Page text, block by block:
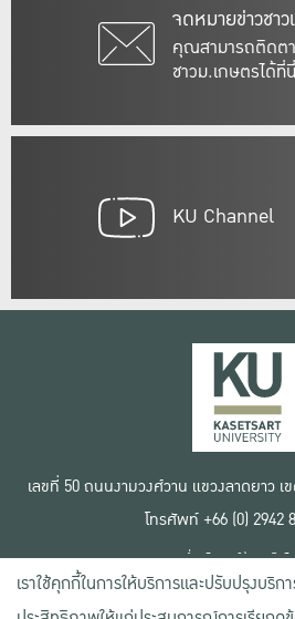
จดหมายข่าวชา
คุณสามารถติดต
ชาวม.เกษตรได้ที่นี่
KU Channel
เลขที่ 50 ถนนงามวงศ์วาน แขวงลาดยาว
โทรศัพท์ +66 (0) 2942
เงื่อนไขการใช้งานเว็บ
ข้อตกลงด้านสิทธิ์ใช้ง
นโยบายความเป็นส่วน
เราใช้คุกกี้ในการให้บริการและปรับปรุงบริ